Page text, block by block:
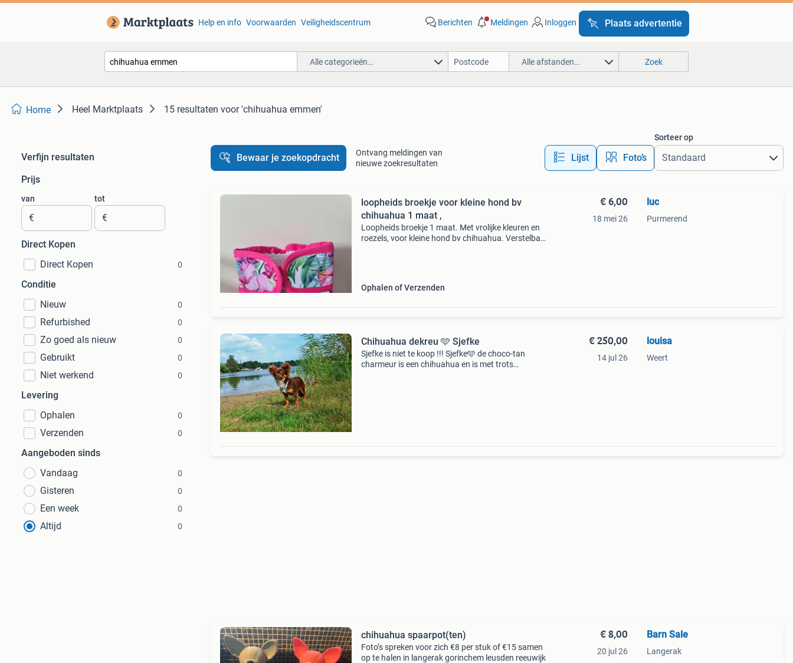
Help en info Voorwaarden Veiligheidscentrum Berichten Meldingen Inloggen Plaats advertentie
Alle categorieën… Alle afstanden… Zoek
Home Heel Marktplaats 15 resultaten voor 'chihuahua emmen'
Verfijn resultaten
Prijs
van
€
tot
€
Direct Kopen
Direct Kopen
0
Conditie
Nieuw
0
Refurbished 0
Zo goed als nieuw 0
Gebruikt 0
Niet werkend 0
Levering
Ophalen
0
Verzenden 0
Aangeboden sinds
Vandaag
0
Gisteren 0
Een week 0
Altijd 0
Bewaar je zoekopdracht
Ontvang meldingen van
nieuwe zoekresultaten
Lijst Foto’s
Sorteer op
loopheids broekje voor kleine hond bv
chihuahua 1 maat ,
Loopheids broekje 1 maat. Met vrolijke kleuren en
roezels, voor kleine hond bv chihuahua. Verstelbaar
Ophalen of Verzenden
€ 6,00
18 mei 26
luc
Purmerend
Chihuahua dekreu 🩵 Sjefke
Sjefke is niet te koop !!! Sjefke🩵 de choco-tan
charmeur is een chihuahua en is met trots
€ 250,00
14 jul 26
louisa
Weert
chihuahua spaarpot(ten)
Foto’s spreken voor zich €8 per stuk of €15 samen
op te halen in langerak gorinchem leusden reeuwijk
€ 8,00
20 jul 26
Barn Sale
Langerak